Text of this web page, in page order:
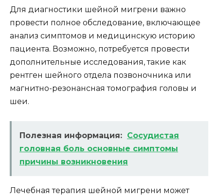
Для диагностики шейной мигрени важно
провести полное обследование, включающее
анализ симптомов и медицинскую историю
пациента. Возможно, потребуется провести
дополнительные исследования, такие как
рентген шейного отдела позвоночника или
магнитно-резонансная томография головы и
шеи.
Полезная информация: Сосудистая
головная боль основные симптомы
причины возникновения
Лечебная терапия шейной мигрени может